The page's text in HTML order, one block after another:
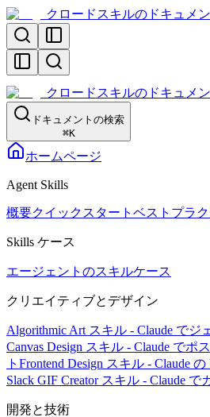
クロードスキルのドキュメ
クロードスキルのドキュメ
ドキュメントの検索
⌘K
ホームページ
Agent Skills
概要クイックスタート ベストプラ
Skills ケース
エージェントのスキルケース
クリエイティブとデザイン
Algorithmic Art スキル - Claude でジ
Canvas Design スキル - Claude でポ
ト Frontend Design スキル - Claude
Slack GIF Creator スキル - Claude で
開発と技術